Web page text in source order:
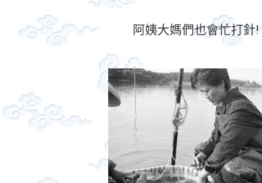
阿姨大媽們也會忙打針!